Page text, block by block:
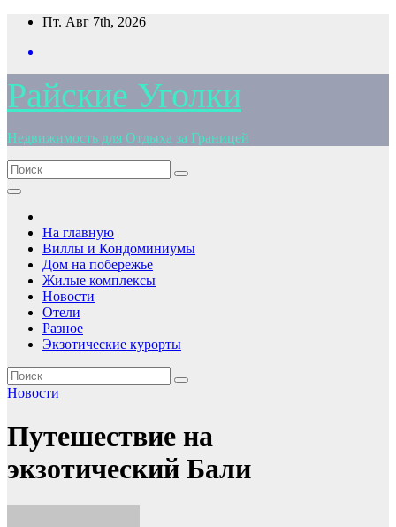
Перейти
содержимому
Пт. Авг 7th, 2026
Райские Уголки
Недвижимость для Отдыха за Границей
На главную
Виллы и Кондоминиумы
Дом на побережье
Жилые комплексы
Новости
Отели
Разное
Экзотические курорты
Новости
Путешествие на
экзотический Бали